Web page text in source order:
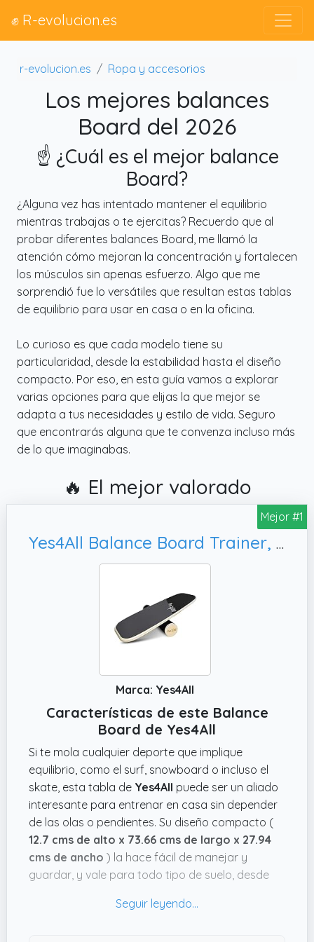
✊ R-evolucion.es
r-evolucion.es Ropa y accesorios
Los mejores balances
Board del 2026
☝️ ¿Cuál es el mejor balance
Board?
¿Alguna vez has intentado mantener el equilibrio
mientras trabajas o te ejercitas? Recuerdo que al
probar diferentes balances Board, me llamó la
atención cómo mejoran la concentración y fortalecen
los músculos sin apenas esfuerzo. Algo que me
sorprendió fue lo versátiles que resultan estas tablas
de equilibrio para usar en casa o en la oficina.
Lo curioso es que cada modelo tiene su
particularidad, desde la estabilidad hasta el diseño
compacto. Por eso, en esta guía vamos a explorar
varias opciones para que elijas la que mejor se
adapta a tus necesidades y estilo de vida. Seguro
que encontrarás alguna que te convenza incluso más
de lo que imaginabas.
🔥 El mejor valorado
Mejor #1
Yes4All Balance Board Trainer, Estabilidad y Fuerza del Núcleo
Marca: Yes4All
Características de este Balance
Board de Yes4All
Si te mola cualquier deporte que implique
equilibrio, como el surf, snowboard o incluso el
skate, esta tabla de Yes4All puede ser un aliado
interesante para entrenar en casa sin depender
de las olas o pendientes. Su diseño compacto (
12.7 cms de alto x 73.66 cms de largo x 27.94
cms de ancho ) la hace fácil de manejar y
guardar, y vale para todo tipo de suelo, desde
antideslizante. Eso sí, no tendrás que